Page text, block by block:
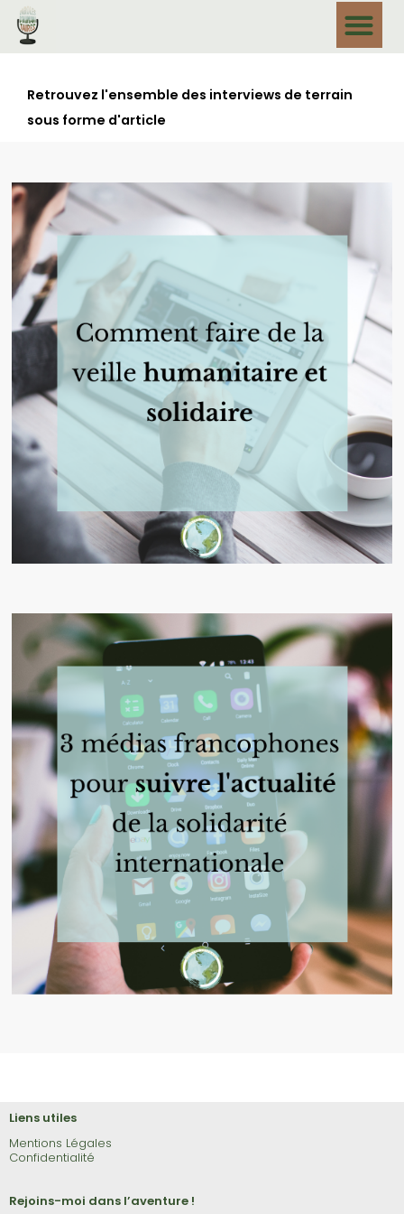
Retrouvez l'ensemble des interviews de terrain
sous forme d'article
Liens utiles
Mentions Légales
Confidentialité
Rejoins-moi dans l’aventure !